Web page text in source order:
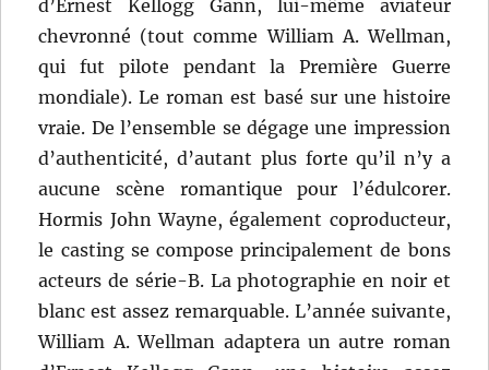
d’Ernest Kellogg Gann, lui-même aviateur
chevronné (tout comme William A. Wellman,
qui fut pilote pendant la Première Guerre
mondiale). Le roman est basé sur une histoire
vraie. De l’ensemble se dégage une impression
d’authenticité, d’autant plus forte qu’il n’y a
aucune scène romantique pour l’édulcorer.
Hormis John Wayne, également coproducteur,
le casting se compose principalement de bons
acteurs de série-B. La photographie en noir et
blanc est assez remarquable. L’année suivante,
William A. Wellman adaptera un autre roman